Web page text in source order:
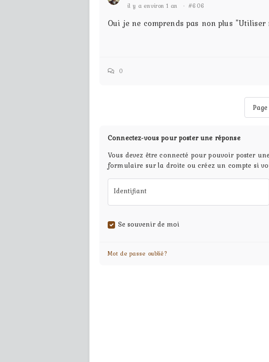
il y a environ 1 an
· #606
Oui je ne comprends pas non plus
0
Page
Connectez-vous pour poster une réponse
Vous devez être connecté pour pouvoir poster
formulaire sur la droite ou créez un compte si
Identifiant
Se souvenir de moi
Mot de passe oublié?